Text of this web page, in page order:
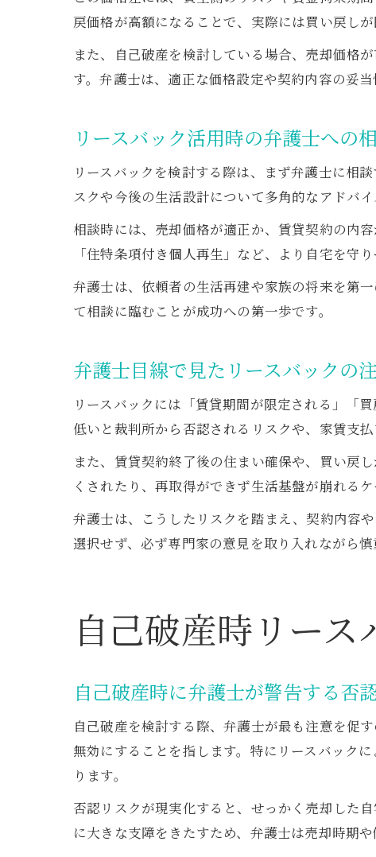
戻価格が高額になることで、実際には買い戻し
また、自己破産を検討している場合、売却価格
す。弁護士は、適正な価格設定や契約内容の妥
リースバック活用時の弁護士への
リースバックを検討する際は、まず弁護士に相
スクや今後の生活設計について多角的なアドバイ
相談時には、売却価格が適正か、賃貸契約の内
「住特条項付き個人再生」など、より自宅を守
弁護士は、依頼者の生活再建や家族の将来を第
て相談に臨むことが成功への第一歩です。
弁護士目線で見たリースバックの
リースバックには「賃貸期間が限定される」「
低いと裁判所から否認されるリスクや、家賃支
また、賃貸契約終了後の住まい確保や、買い戻
くされたり、再取得ができず生活基盤が崩れるケ
弁護士は、こうしたリスクを踏まえ、契約内容
選択せず、必ず専門家の意見を取り入れながら
自己破産時リー
自己破産時に弁護士が警告する否
自己破産を検討する際、弁護士が最も注意を促
無効にすることを指します。特にリースバック
ります。
否認リスクが現実化すると、せっかく売却した
に大きな支障をきたすため、弁護士は売却時期